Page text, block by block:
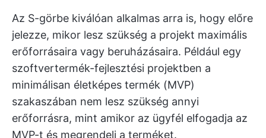
Az S-görbe kiválóan alkalmas arra is, hogy előre
jelezze, mikor lesz szükség a projekt maximális
erőforrásaira vagy beruházásaira. Például egy
szoftvertermék-fejlesztési projektben a
minimálisan életképes termék (MVP)
szakaszában nem lesz szükség annyi
erőforrásra, mint amikor az ügyfél elfogadja az
MVP-t és megrendeli a terméket.